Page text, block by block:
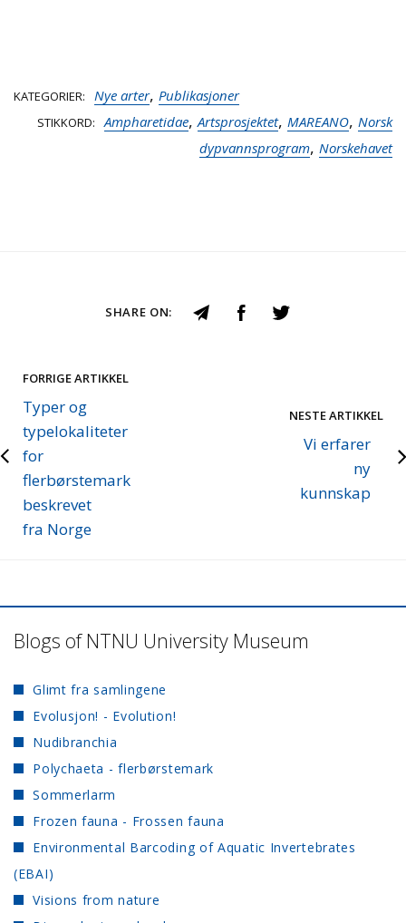
KATEGORIER Nye arter, Publikasjoner
STIKKORD Ampharetidae,Artsprosjektet, MAREANO, Norsk
dypvannsprogram, Norskehavet
SHARE ON:
FORRIGE ARTIKKEL
Typer og
typelokaliteter
for
flerbørstemark
beskrevet
fra Norge
NESTE ARTIKKEL
Vi erfarer
ny
kunnskap
Blogs of NTNU University Museum
Glimt fra samlingene
Evolusjon! - Evolution!
Nudibranchia
Polychaeta - flerbørstemark
Sommerlarm
Frozen fauna - Frossen fauna
Environmental Barcoding of Aquatic Invertebrates
(EBAI)
Visions from nature